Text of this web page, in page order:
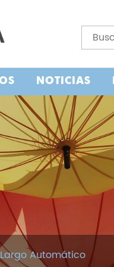
NOTICIAS
Automático